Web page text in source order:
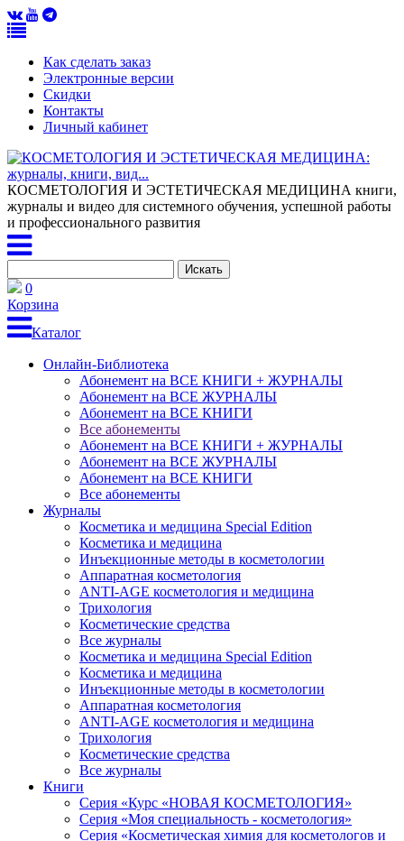
Как сделать заказ
Электронные версии
Скидки
Контакты
Личный кабинет
КОСМЕТОЛОГИЯ И ЭСТЕТИЧЕСКАЯ МЕДИЦИНА книги,
журналы и видео для системного обучения, успешной работы
и профессионального развития
0
Корзина
Каталог
Онлайн-Библиотека
Абонемент на ВСЕ КНИГИ + ЖУРНАЛЫ
Абонемент на ВСЕ ЖУРНАЛЫ
Абонемент на ВСЕ КНИГИ
Все абонементы
Абонемент на ВСЕ КНИГИ + ЖУРНАЛЫ
Абонемент на ВСЕ ЖУРНАЛЫ
Абонемент на ВСЕ КНИГИ
Все абонементы
Журналы
Косметика и медицина Special Edition
Косметика и медицина
Инъекционные методы в косметологии
Аппаратная косметология
ANTI-AGE косметология и медицина
Трихология
Косметические средства
Все журналы
Косметика и медицина Special Edition
Косметика и медицина
Инъекционные методы в косметологии
Аппаратная косметология
ANTI-AGE косметология и медицина
Трихология
Косметические средства
Все журналы
Книги
Серия «Курс «НОВАЯ КОСМЕТОЛОГИЯ»
Серия «Моя специальность - косметология»
Серия «Косметическая химия для косметологов и